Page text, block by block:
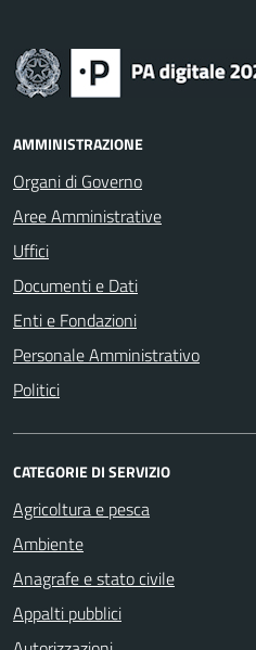
AMMINISTRAZIONE
Organi di Governo
Aree Amministrative
Uffici
Documenti e Dati
Enti e Fondazioni
Personale Amministrativo
Politici
CATEGORIE DI SERVIZIO
Agricoltura e pesca
Ambiente
Anagrafe e stato civile
Appalti pubblici